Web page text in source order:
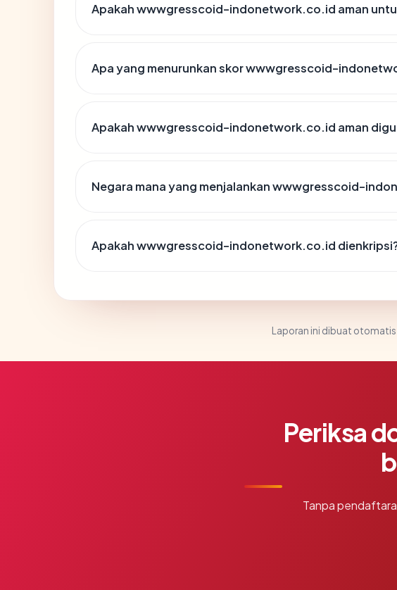
Apakah wwwgresscoid-indonetwork.co.id aman
Apa yang menurunkan skor wwwgresscoid-
Apakah wwwgresscoid-indonetwork.co.id aman
Negara mana yang menjalankan wwwgresscoid-
Apakah wwwgresscoid-indonetwork.co.id
Laporan ini dibuat otomatis
Periksa
Tanpa